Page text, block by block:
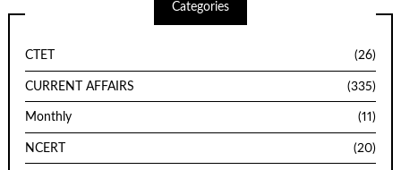
Categories
CTET (26)
CURRENT AFFAIRS (335)
Monthly (11)
NCERT (20)